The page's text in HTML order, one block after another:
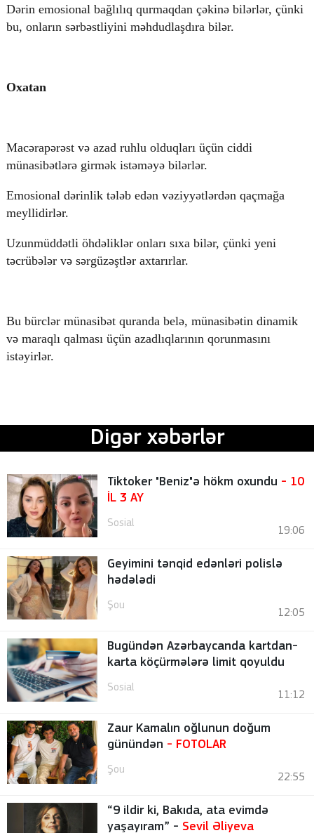
Dərin emosional bağlılıq qurmaqdan çəkinə bilərlər, çünki
bu, onların sərbəstliyini məhdudlaşdıra bilər.
Oxatan
Macərapərəst və azad ruhlu olduqları üçün ciddi
münasibətlərə girmək istəməyə bilərlər.
Emosional dərinlik tələb edən vəziyyətlərdən qaçmağa
meyllidirlər.
Uzunmüddətli öhdəliklər onları sıxa bilər, çünki yeni
təcrübələr və sərgüzəştlər axtarırlar.
Bu bürclər münasibət quranda belə, münasibətin dinamik
və maraqlı qalması üçün azadlıqlarının qorunmasını
istəyirlər.
Digər xəbərlər
Tiktoker "Beniz"ə hökm oxundu - 10
İL 3 AY
Sosial
19:06
Geyimini tənqid edənləri polislə
hədələdi
Şou
12:05
Bugündən Azərbaycanda kartdan-
karta köçürmələrə limit qoyuldu
Sosial
11:12
Zaur Kamalın oğlunun doğum
günündən - FOTOLAR
Şou
22:55
“9 ildir ki, Bakıda, ata evimdə
yaşayıram” - Sevil Əliyeva